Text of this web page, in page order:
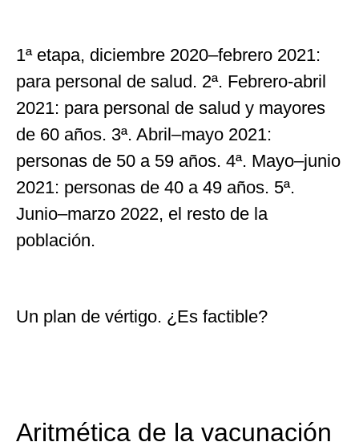
1ª etapa, diciembre 2020–febrero 2021:
para personal de salud. 2ª. Febrero-abril
2021: para personal de salud y mayores
de 60 años. 3ª. Abril–mayo 2021:
personas de 50 a 59 años. 4ª. Mayo–junio
2021: personas de 40 a 49 años. 5ª.
Junio–marzo 2022, el resto de la
población.
Un plan de vértigo. ¿Es factible?
Aritmética de la vacunación